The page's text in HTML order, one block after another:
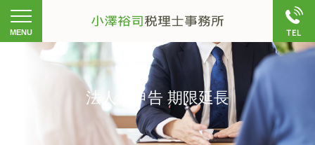
法人税申告 期限延長